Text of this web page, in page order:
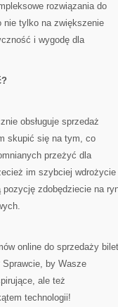
rozwiązania do
nie tylko na zwiększenie
i wygodę dla
obsługuje sprzedaż
skupić się na tym, co
przeżyć dla
im szybciej wdrożycie
zdobędziecie na
online do sprzedaży
by Wasze
ale też
technologii!